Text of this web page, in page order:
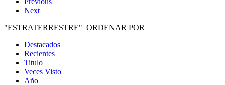
Previous
Next
"ESTRATERRESTRE" ORDENAR POR
Destacados
Recientes
Titulo
Veces Visto
Año